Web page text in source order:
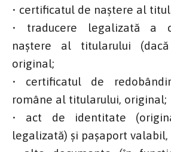
• certificatul de naştere al
• traducere legalizată a
naştere al titularului
original;
• certificatul de
române al titularului, original;
• act de identitate
legalizată) şi paşaport